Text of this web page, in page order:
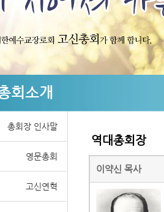
회소개
총회장 인사말
영문총회
고신연혁
역대총회장
이약신 목사